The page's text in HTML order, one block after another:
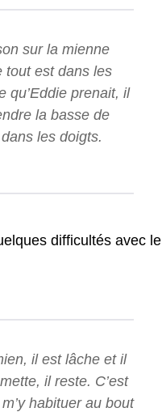
sur la mienne
tout est dans les
qu’Eddie prenait, il
la basse de
les doigts.
difficultés avec le
il est lâche et il
il reste. C’est
habituer au bout